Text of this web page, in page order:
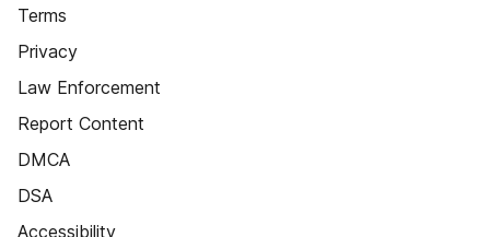
Terms
Privacy
Law Enforcement
Report Content
DMCA
DSA
Accessibility